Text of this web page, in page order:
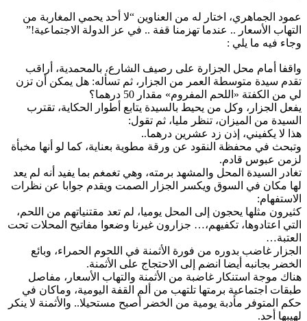
عمود الجماهري، اختار له من العناوين “لا أحد يحمي المغاربة من
التهاب الأسعار .. عندما تهزمنا قفة ‫..‬ في عز الدولة الاجتماعية‫!‬”
وجاء فيه ما يلي :
واقفا أمام محل الجزارة على رصيف الشارع، بالمحمدية، أراقب
تقدم سيدة متوسطة العمر من الجزار، ثم تسأله‫:‬ هل يمكن أن تزن
لي من الكفتة «اللحم المفروم» مقدار 50 درهما؟
يفعل الجزار، وكل من يحيط بالسيدة يتابع أطوار الحكاية، تقترب
السيدة من الميزان، تنظر مليا، ثم تقول:
هذا لا يكفيني، إذن زد عشرين درهما‫..‬
وتبحث في محفظة النقود عن ورقة مطوية بعناية، كما لو أنها مخبأة
لزمن عبوس قادم.
تغادر السيدة المحل والمشهد برمته، وهي تغمغم بما يفيد أنه لم يعد
لها مكان في السوق ويكسر الجزار الصمت ويقدم جوابا عن نظرات
الاستفهام‫:‬
كثيرون مثلها يحجون إلى المحل يوميا، لم تعد مقتنياتهم من اللحم،
التي اعتادوها، تكفيهم،… جزارون غيرنا وضعوا مفاتيح المحلات تحت
العتبة…
الجزار غاضب بدوره من فورة الأثمنة في اللحوم الحمراء، وبائع
الخضر بجانبه أيضا انضم إلى الاحتجاج على الأثمنة.
هناك موجة استنكار غاضبة من الأثمنة والتهاب الأسعار، مفاصل
طبقات اجتماعية برمتها تلتهب من ألم القفة اليومية، وماكان في
حكم المتوفر مأدبة يومية من الخضر أصبح مستحيلا.. والأثمنة لا ينكر
لهيبها أحد.